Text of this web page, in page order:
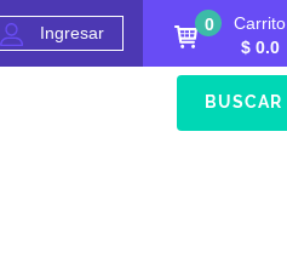
Ingresar 0
Carrito
$ 0.0
BUSCAR